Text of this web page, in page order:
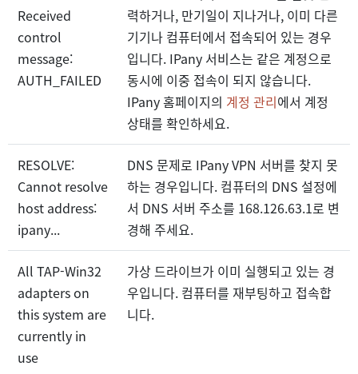
Received
control
message:
AUTH_FAILED
력하거나, 만기일이 지나거나, 이미 다른
기기나 컴퓨터에서 접속되어 있는 경우
입니다. IPany 서비스는 같은 계정으로
동시에 이중 접속이 되지 않습니다.
IPany 홈페이지의 계정 관리에서 계정
상태를 확인하세요.
RESOLVE:
Cannot resolve
host address:
ipany...
DNS 문제로 IPany VPN 서버를 찾지 못
하는 경우입니다. 컴퓨터의 DNS 설정에
서 DNS 서버 주소를 168.126.63.1로 변
경해 주세요.
All TAP-Win32
adapters on
this system are
currently in
use
가상 드라이브가 이미 실행되고 있는 경
우입니다. 컴퓨터를 재부팅하고 접속합
니다.